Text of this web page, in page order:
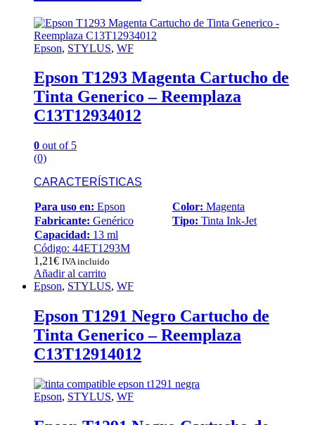
Epson, STYLUS, WF
Epson T1293 Magenta Cartucho de
Tinta Generico – Reemplaza
C13T12934012
0 out of 5
(0)
CARACTERÍSTICAS
Para uso en: Epson Color: Magenta
Fabricante: Genérico Tipo: Tinta Ink-Jet
Capacidad: 13 ml
Código: 44ET1293M
1,21€ IVA incluido
Añadir al carrito
Epson, STYLUS, WF
Epson T1291 Negro Cartucho de
Tinta Generico – Reemplaza
C13T12914012
Epson, STYLUS, WF